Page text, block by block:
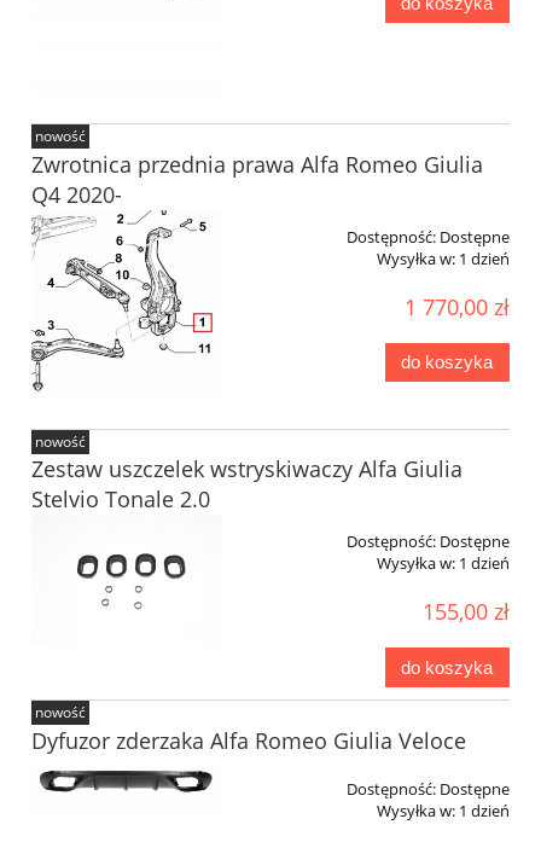
Zwrotnica przednia prawa Alfa Romeo Giulia
Q4 2020-
Dostępność: Dostępne
Wysyłka w: 1 dzień
1 770,00 zł
do koszyka
nowość
Zestaw uszczelek wstryskiwaczy Alfa Giulia
Stelvio Tonale 2.0
Dostępność: Dostępne
Wysyłka w: 1 dzień
155,00 zł
do koszyka
nowość
Dyfuzor zderzaka Alfa Romeo Giulia Veloce
Dostępność: Dostępne
Wysyłka w: 1 dzień
nowość